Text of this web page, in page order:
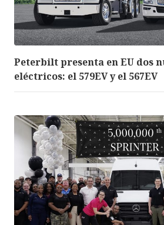
Peterbilt presenta en EU dos
eléctricos: el 579EV y el 567EV